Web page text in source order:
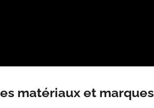
matériaux et marques